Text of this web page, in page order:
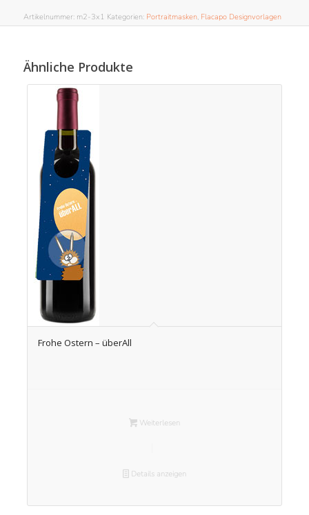
Artikelnummer: m2-3x1 Kategorien: Portraitmasken, Flacapo Designvorlagen
Ähnliche Produkte
Frohe Ostern – überAll
Weiterlesen
Details anzeigen